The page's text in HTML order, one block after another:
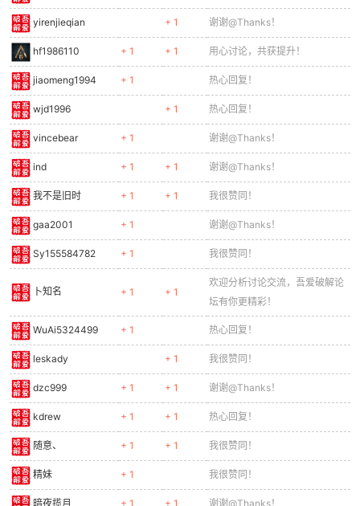
yirenjieqian + 1 谢谢@Thanks！
hf1986110 + 1 + 1 用心讨论，共获提升！
jiaomeng1994 + 1 热心回复！
wjd1996 + 1 热心回复！
vincebear + 1 谢谢@Thanks！
ind + 1 + 1 谢谢@Thanks！
我不是旧时 + 1 + 1 我很赞同！
gaa2001 + 1 谢谢@Thanks！
Sy155584782 + 1 我很赞同！
卜知名 + 1 + 1
欢迎分析讨论交流，吾爱破解论
坛有你更精彩！
WuAi5324499 + 1 热心回复！
leskady + 1 我很赞同！
dzc999 + 1 + 1 谢谢@Thanks！
kdrew + 1 + 1 热心回复！
随意、 + 1 + 1 我很赞同！
精妹 + 1 我很赞同！
暗夜揽月 + 1 + 1 谢谢@Thanks！